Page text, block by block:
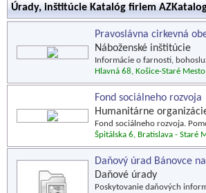
Úrady, inštitúcie Katalóg firiem
Pravoslávna cirkevná
Náboženské inštitúcie
Informácie o farnosti,
Hlavná 68, Košice-Staré Mesto
Fond sociálneho rozvoja
Humanitárne
Fond sociálneho rozvoja.
Špitálska 6, Bratislava - Staré
Daňový úrad Bánovce
Daňové úrady
Poskytovanie daňových